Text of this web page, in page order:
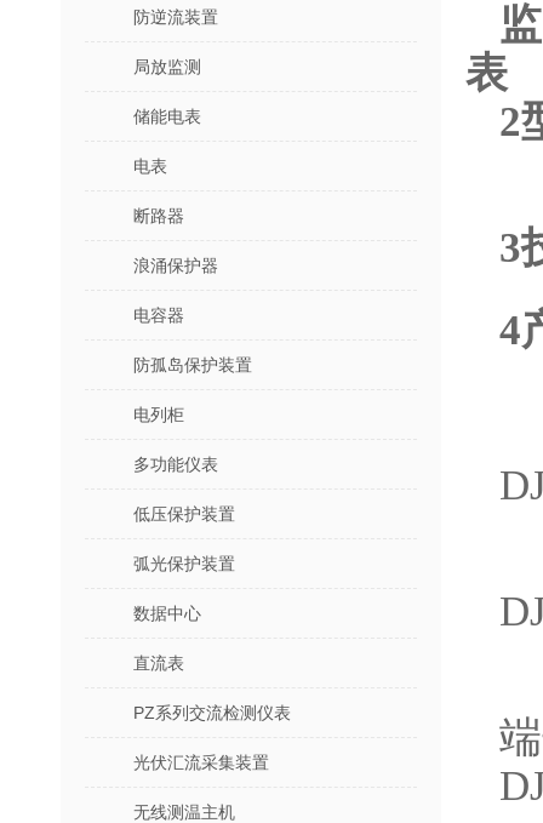
防逆流装置
局放监测
储能电表
电表
断路器
浪涌保护器
电容器
防孤岛保护装置
电列柜
多功能仪表
低压保护装置
弧光保护装置
数据中心
直流表
PZ系列交流检测仪表
光伏汇流采集装置
无线测温主机
表
2
3
4